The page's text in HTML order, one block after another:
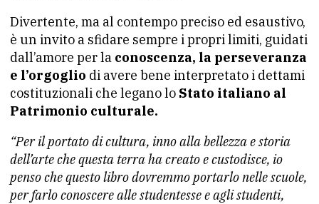
Divertente, ma al contempo preciso ed esaustivo,
è un invito a sfidare sempre i propri limiti, guidati
dall’amore per la conoscenza, la perseveranza
e l’orgoglio di avere bene interpretato i dettami
costituzionali che legano lo Stato italiano al
Patrimonio culturale.
“Per il portato di cultura, inno alla bellezza e storia
dell’arte che questa terra ha creato e custodisce, io
penso che questo libro dovremmo portarlo nelle scuole,
per farlo conoscere alle studentesse e agli studenti,